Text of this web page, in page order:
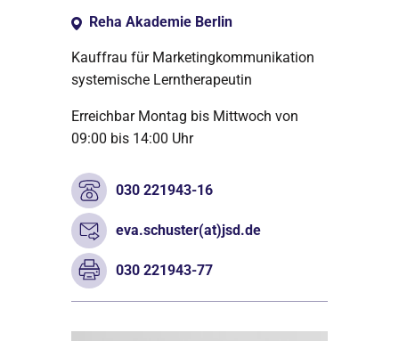
Reha Akademie Berlin
Kauffrau für Marketingkommunikation
systemische Lerntherapeutin
Erreichbar Montag bis Mittwoch von
09:00 bis 14:00 Uhr
030 221943-16
eva.schuster(at)jsd.de
030 221943-77